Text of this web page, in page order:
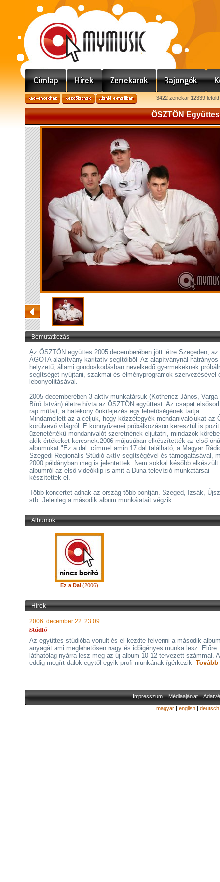
3422 zenekar 12339
ÖSZTÖN Együttes
Bemutatkozás
Az ÖSZTÖN együttes 2005 decemberében jött létre Szegeden, az
ÁGOTA alapítvány karitatív segítőiből. Az alapítványnál hátrányos
helyzetű, állami gondoskodásban nevelkedő gyermekeknek
segítséget nyújtani, szakmai és élményprogramok szervezésével
lebonyolításával.
2005 decemberében 3 aktív munkatársuk (Kothencz János, Varga
Bíró István) életre hívta az ÖSZTÖN együttest. Az csapat
rap műfajt, a hatékony önkifejezés egy lehetőségének tartja.
Mindamellett az a céljuk, hogy közzétegyék mondanivalójukat az
körülvevő világról. E könnyűzenei próbálkozáson keresztül is
üzenetértékű mondanivalót szeretnének eljutatni, mindazok
akik értékeket keresnek.2006 májusában elkészítették az első
albumukat "Ez a dal. címmel amin 17 dal található, a Magyar
Szegedi Regionális Stúdió aktív segítségével és támogatásával,
2000 példányban meg is jelentettek. Nem sokkal később elkészült
albumról az első videóklip is amit a Duna televízió munkatársai
készítettek el.
Több koncertet adnak az ország több pontján. Szeged, Izsák,
stb. Jelenleg a második album munkálatait végzik.
Albumok
Ez a Dal(2006)
Hírek
2006. december 22. 23:09
Stúdió
Az együttes stúdióba vonult és el kezdte felvenni a második album
anyagát ami meglehetősen nagy és időigényes munka lesz. Előre
láthatólag nyárra lesz meg az új album 10-12 tervezett számmal.
eddig megírt dalok egytől egyik profi munkának ígérkezik. Tovább
Impresszum Médiaajánlat
magyar| english| deutsch